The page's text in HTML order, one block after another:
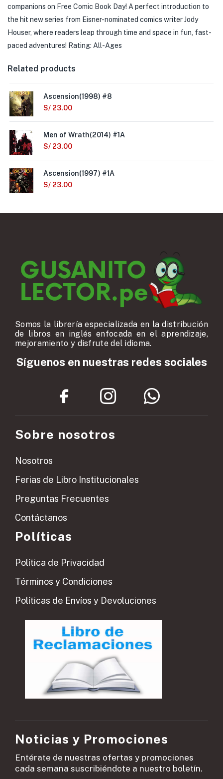
companions on Free Comic Book Day! A perfect introduction to
the hit new series from Eisner-nominated comics writer Jody
Houser, where readers leap through time and space in fun, fast-
paced adventures! Rating: All-Ages
Related products
Ascension(1998) #8
S/ 23.00
Men of Wrath(2014) #1A
S/ 23.00
Ascension(1997) #1A
S/ 23.00
Somos la librería especializada en la distribución
de libros en inglés enfocada en el aprendizaje,
mejoramiento y disfrute del idioma.
Síguenos en nuestras redes sociales
Sobre nosotros
Nosotros
Ferias de Libro Institucionales
Preguntas Frecuentes
Contáctanos
Políticas
Política de Privacidad
Términos y Condiciones
Políticas de Envíos y Devoluciones
Noticias y Promociones
Entérate de nuestras ofertas y promociones
cada semana suscribiéndote a nuestro boletín.